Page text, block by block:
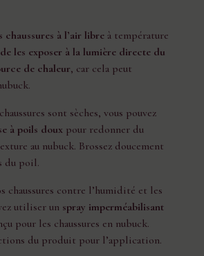
chaussures à l’air libreà température
les exposer à la lumière directe du
de chaleur, car cela peut
sont sèches, vous pouvez
à poils douxpour redonner du
au nubuck. Brossez doucement
du poil.
chaussures contre l’humidité et les
utiliser un spray imperméabilisant
pour les chaussures en nubuck.
du produit pour l’application.